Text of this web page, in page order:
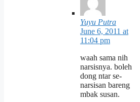
Yuyu Putra
June 6, 2011 at
11:04 pm
waah sama nih
narsisnya. boleh
dong ntar se-
narsisan bareng
mbak susan.